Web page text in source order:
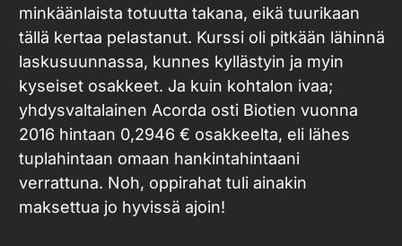
minkäänlaista totuutta takana, eikä tuurikaan
tällä kertaa pelastanut. Kurssi oli pitkään lähinnä
laskusuunnassa, kunnes kyllästyin ja myin
kyseiset osakkeet. Ja kuin kohtalon ivaa;
yhdysvaltalainen Acorda osti Biotien vuonna
2016 hintaan 0,2946 € osakkeelta, eli lähes
tuplahintaan omaan hankintahintaani
verrattuna. Noh, oppirahat tuli ainakin
maksettua jo hyvissä ajoin!